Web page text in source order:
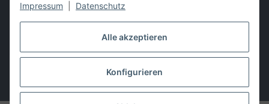
Alle akzeptieren
Konfigurieren
Impressum Datenschutz
Vertrag widerrufen
* Alle Preise inkl. gesetzlicher USt., zzgl.Versand